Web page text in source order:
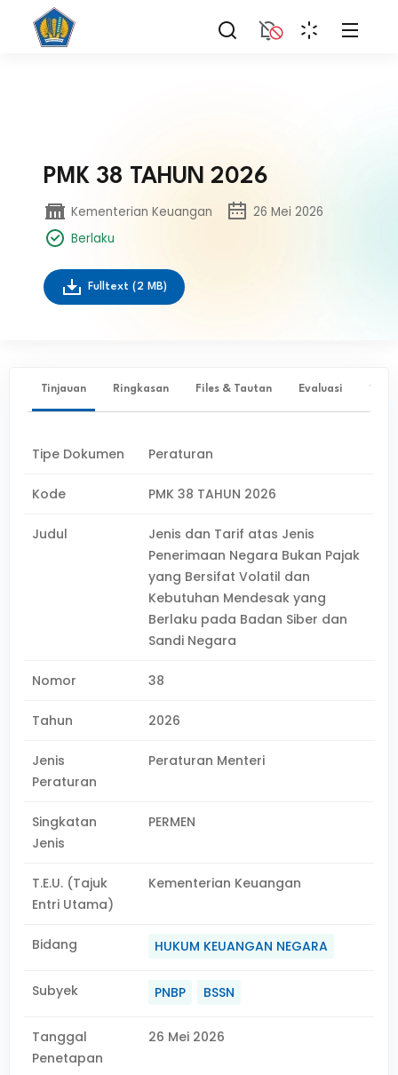
PMK 38 TAHUN 2026
Kementerian Keuangan
26 Mei 2026
Berlaku
Fulltext (2 MB)
Tinjauan Ringkasan Files & Tautan Evaluasi ✨
Tipe Dokumen Peraturan
Kode PMK 38 TAHUN 2026
Judul
Jenis dan Tarif atas Jenis
Penerimaan Negara Bukan Pajak
yang Bersifat Volatil dan
Kebutuhan Mendesak yang
Berlaku pada Badan Siber dan
Sandi Negara
Nomor 38
Tahun 2026
Jenis
Peraturan
Peraturan Menteri
Singkatan
Jenis
PERMEN
T.E.U. (Tajuk
Entri Utama)
Kementerian Keuangan
Bidang HUKUM KEUANGAN NEGARA
Subyek PNBP BSSN
Tanggal
Penetapan
26 Mei 2026